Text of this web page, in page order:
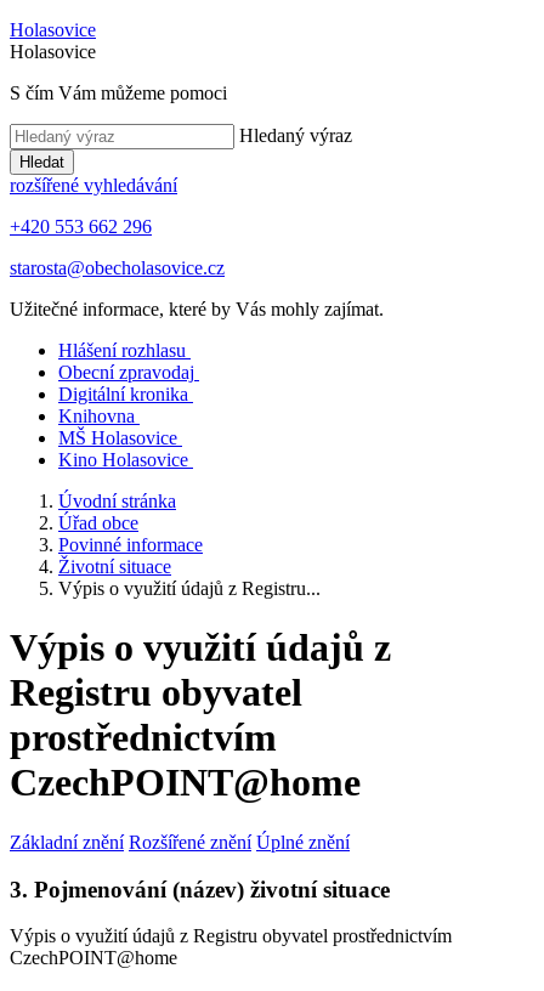
Holasovice
Holasovice
S čím Vám můžeme pomoci
Hledaný výraz
Hledat
rozšířené vyhledávání
+420 553 662 296
starosta@obecholasovice.cz
Užitečné informace, které by Vás mohly zajímat.
Hlášení rozhlasu
Obecní zpravodaj
Digitální kronika
Knihovna
MŠ Holasovice
Kino Holasovice
Úvodní stránka
Úřad obce
Povinné informace
Životní situace
Výpis o využití údajů z Registru...
Výpis o využití údajů z
Registru obyvatel
prostřednictvím
CzechPOINT@home
Základní znění Rozšířené znění Úplné znění
3. Pojmenování (název) životní situace
Výpis o využití údajů z Registru obyvatel prostřednictvím
CzechPOINT@home